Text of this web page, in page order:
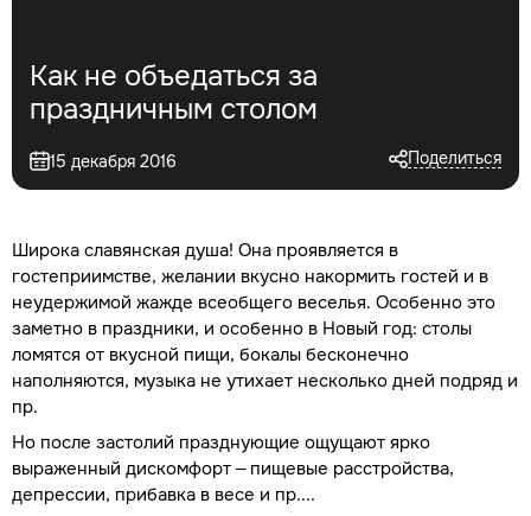
Как не объедаться за
праздничным столом
15 декабря 2016 Поделиться
Широка славянская душа! Она проявляется в
гостеприимстве, желании вкусно накормить гостей и в
неудержимой жажде всеобщего веселья. Особенно это
заметно в праздники, и особенно в Новый год: столы
ломятся от вкусной пищи, бокалы бесконечно
наполняются, музыка не утихает несколько дней подряд и
пр.
Но после застолий празднующие ощущают ярко
выраженный дискомфорт – пищевые расстройства,
депрессии, прибавка в весе и пр....